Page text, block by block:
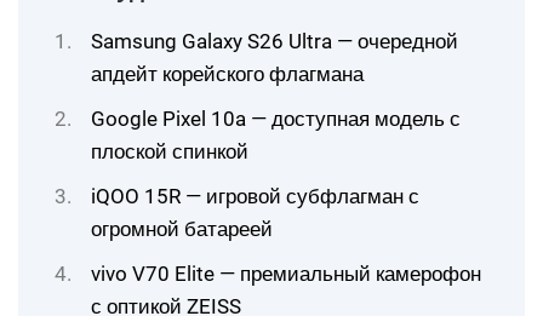
Samsung Galaxy S26 Ultra — очередной
апдейт корейского флагмана
Google Pixel 10a — доступная модель с
плоской спинкой
iQOO 15R — игровой субфлагман с
огромной батареей
vivo V70 Elite — премиальный камерофон
с оптикой ZEISS